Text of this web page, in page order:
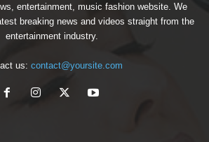
entertainment, music fashion website. We
breaking news and videos straight from the
entertainment industry.
us: contact@yoursite.com